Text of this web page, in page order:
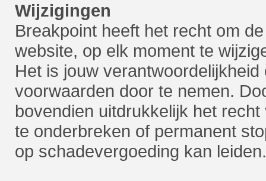
Wijzigingen
Breakpoint heeft het recht om
website, op elk moment te
Het is jouw
voorwaarden door te nemen.
bovendien uitdrukkelijk het
te onderbreken of permanent
op schadevergoeding kan leiden.